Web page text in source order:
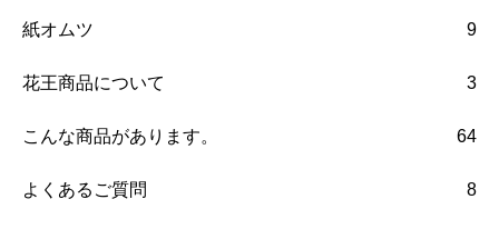
紙オムツ 9
花王商品について 3
こんな商品があります。 64
よくあるご質問 8